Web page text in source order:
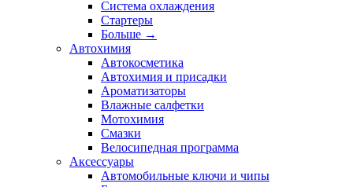
Система охлаждения
Стартеры
Больше →
Автохимия
Автокосметика
Автохимия и присадки
Ароматизаторы
Влажные салфетки
Мотохимия
Смазки
Велосипедная программа
Аксессуары
Автомобильные ключи и чипы